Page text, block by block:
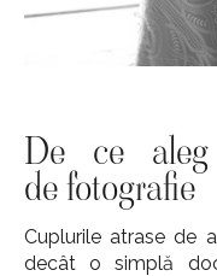
De ce
de fotografie
Cuplurile atrase de
decât o simplă